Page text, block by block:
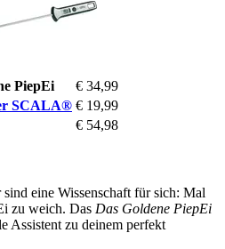
PiepEi
€ 34,99
SCALA® € 19,99
€ 54,98
eine Wissenschaft für sich: Mal
zu weich. Das Das Goldene PiepEi
Assistent zu deinem perfekt